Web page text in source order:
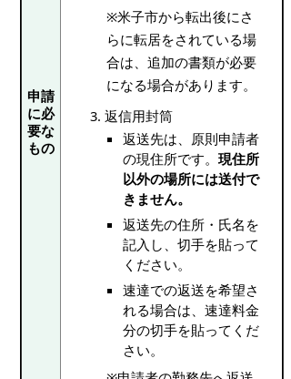
申請
に必
要な
もの
※米子市から転出後にさ
らに転居をされている場
合は、追加の書類が必要
になる場合があります。
返信用封筒
返送先は、原則申請者
の現住所です。現住所
以外の場所には送付で
きません。
返送先の住所・氏名を
記入し、切手を貼って
ください。
速達での返送を希望さ
れる場合は、速達料金
分の切手を貼ってくだ
さい。